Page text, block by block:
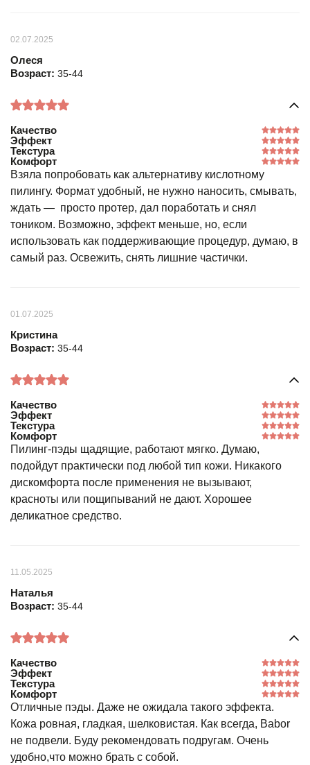
02.07.2025
Олеся
Возраст: 35-44
Качество
Эффект
Текстура
Комфорт
Взяла попробовать как альтернативу кислотному
пилингу. Формат удобный, не нужно наносить, смывать,
ждать — просто протер, дал поработать и снял
тоником. Возможно, эффект меньше, но, если
использовать как поддерживающие процедур, думаю, в
самый раз. Освежить, снять лишние частички.
01.07.2025
Кристина
Возраст: 35-44
Качество
Эффект
Текстура
Комфорт
Пилинг-пэды щадящие, работают мягко. Думаю,
подойдут практически под любой тип кожи. Никакого
дискомфорта после применения не вызывают,
красноты или пощипываний не дают. Хорошее
деликатное средство.
11.05.2025
Наталья
Возраст: 35-44
Качество
Эффект
Текстура
Комфорт
Отличные пэды. Даже не ожидала такого эффекта.
Кожа ровная, гладкая, шелковистая. Как всегда, Babor
не подвели. Буду рекомендовать подругам. Очень
удобно,что можно брать с собой.